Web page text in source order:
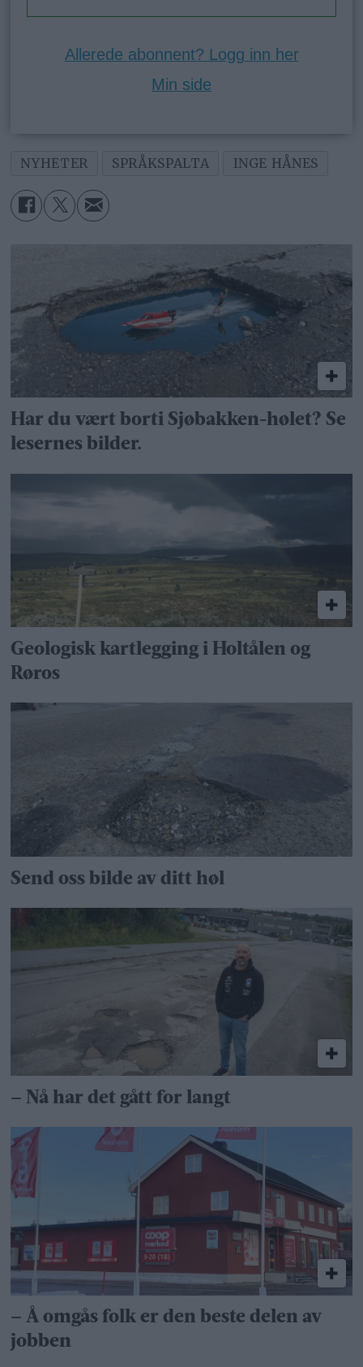
Allerede abonnent? Logg inn her
Min side
NYHETER SPRÅKSPALTA INGE HÅNES
Har du vært borti Sjøbakken-hølet? Se
lesernes bilder.
Geologisk kartlegging i Holtålen og
Røros
Send oss bilde av ditt høl
– Nå har det gått for langt
– Å omgås folk er den beste delen av
jobben